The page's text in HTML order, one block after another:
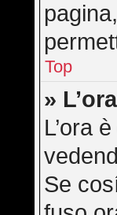
Top
»
L’ora
Se